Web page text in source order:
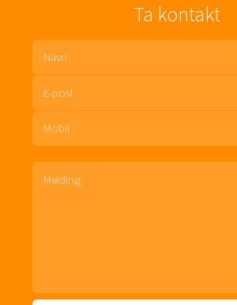
Ta kontakt